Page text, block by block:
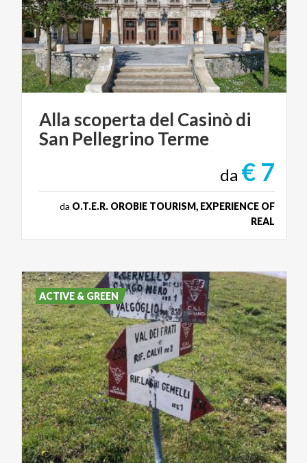
Alla scoperta del Casinòdi
San PellegrinoTerme
da € 7
da O.T.E.R. OROBIE TOURISM, EXPERIENCE OF
REAL
ACTIVE & GREEN